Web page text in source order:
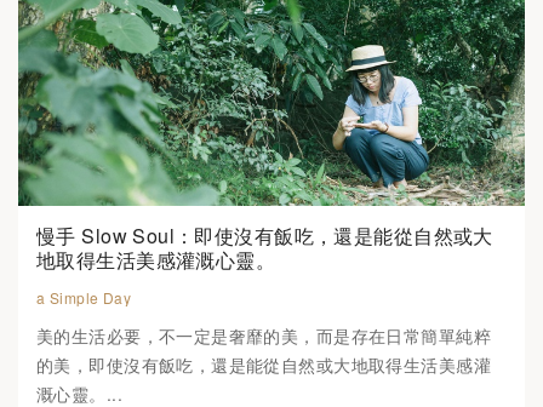
慢手 Slow Soul：即使沒有飯吃，還是能從自然或大
地取得生活美感灌溉心靈。
a Simple Day
美的生活必要，不一定是奢靡的美，而是存在日常簡單純粹
的美，即使沒有飯吃，還是能從自然或大地取得生活美感灌
溉心靈。...